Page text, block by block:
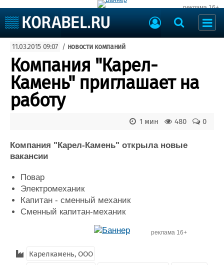
реклама 16+
Судоходство
Судоремонт
События
Пресс-релизы
Порты
Рыболовство
ВМФ
Образование
Судостроение
Пульс
Новости
Компании
Репутация
Работа
Торговая площадка
Изделия
Материалы
11.03.2015 09:07 / новости компаний
Компания "Карел-
Камень" приглашает на
работу
0
480
1 мин
Компания "Карел-Камень" открыла новые
вакансии
Повар
Электромеханик
Капитан - сменный механик
Сменный капитан-механик
реклама 16+
Карелкамень, ООО